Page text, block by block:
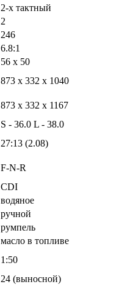
2-х тактный
2
246
6.8:1
56 x 50
873 х 332 х 1040
873 х 332 х 1167
S - 36.0 L - 38.0
27:13 (2.08)
F-N-R
CDI
водяное
ручной
румпель
масло в топливе
1:50
24 (выносной)